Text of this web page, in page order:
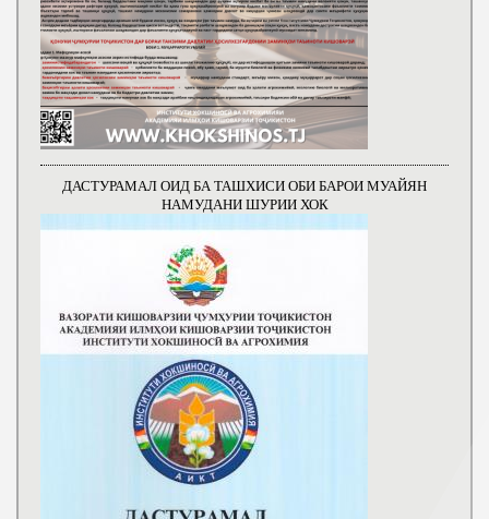
ДАСТУРАМАЛ ОИД БА ТАШХИСИ ОБИ БАРОИ МУАЙЯН
НАМУДАНИ ШУРИИ ХОК